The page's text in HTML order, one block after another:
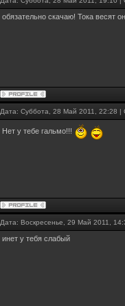
обязательно скачаю! Тока весят
Дата: Суббота, 28 Май 2011, 22:28
Нет у тебе гальмо!!!
Дата: Воскресенье, 29 Май 2011,
инет у тебя слабый